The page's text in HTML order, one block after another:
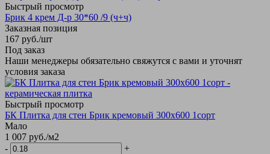
Быстрый просмотр
Брик 4 крем Д-р 30*60 /9 (ч+ч)
Заказная позиция
167 руб./шт
Под заказ
Наши менеджеры обязательно свяжутся с вами и уточнят
условия заказа
Быстрый просмотр
БК Плитка для стен Брик кремовый 300х600 1сорт
Мало
1 007 руб./м2
-
+